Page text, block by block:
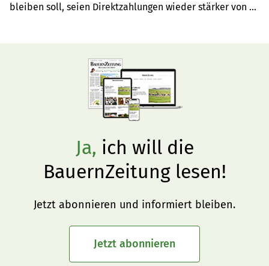
bleiben soll, seien Direktzahlungen wieder stärker von
Ja, ich will die
BauernZeitung lesen!
Jetzt abonnieren und informiert bleiben.
Jetzt abonnieren